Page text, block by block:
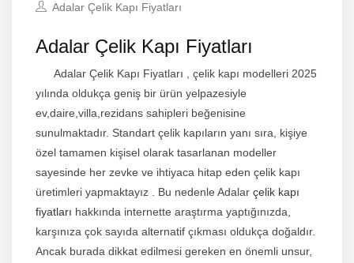
Adalar Çelik Kapı Fiyatları
Adalar Çelik Kapı Fiyatları
Adalar Çelik Kapı Fiyatları , çelik kapı modelleri 2025
yılında oldukça geniş bir ürün yelpazesiyle
ev,daire,villa,rezidans sahipleri beğenisine
sunulmaktadır. Standart çelik kapıların yanı sıra, kişiye
özel tamamen kişisel olarak tasarlanan modeller
sayesinde her zevke ve ihtiyaca hitap eden çelik kapı
üretimleri yapmaktayız . Bu nedenle Adalar çelik kapı
fiyatları hakkında internette araştırma yaptığınızda,
karşınıza çok sayıda alternatif çıkması oldukça doğaldır.
Ancak burada dikkat edilmesi gereken en önemli unsur,